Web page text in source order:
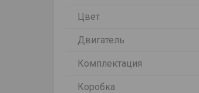
Цвет
Двигатель
Комплектация
Коробка